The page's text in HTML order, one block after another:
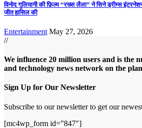
विनोद गुलियानी की फ़िल्म “रख्स लैला” ने सिने ड्रीम्स
जीत हासिल की
Entertainment May 27, 2026
//
We influence 20 million users and is the
and technology news network on the
Sign Up for Our Newsletter
Subscribe to our newsletter to get our
[mc4wp_form id=”847″]